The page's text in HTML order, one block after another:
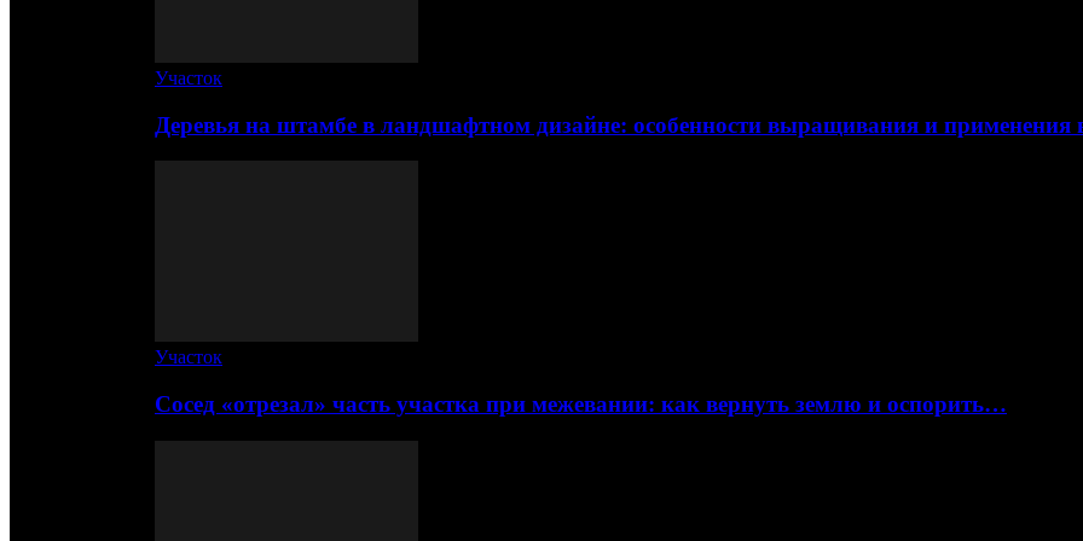
Участок
Деревья на штамбе в ландшафтном дизайне: особенности выращивания и
Участок
Сосед «отрезал» часть участка при межевании: как вернуть землю и оспорить…